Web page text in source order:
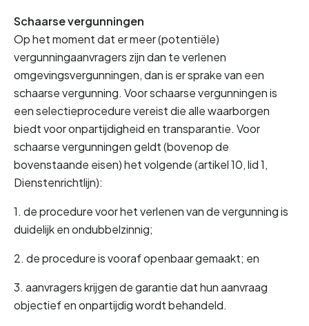
Schaarse vergunningen
Op het moment dat er meer (potentiële)
vergunningaanvragers zijn dan te verlenen
omgevingsvergunningen, dan is er sprake van een
schaarse vergunning. Voor schaarse vergunningen is
een selectieprocedure vereist die alle waarborgen
biedt voor onpartijdigheid en transparantie. Voor
schaarse vergunningen geldt (bovenop de
bovenstaande eisen) het volgende (artikel 10, lid 1,
Dienstenrichtlijn):
1. de procedure voor het verlenen van de vergunning is
duidelijk en ondubbelzinnig;
2. de procedure is vooraf openbaar gemaakt; en
3. aanvragers krijgen de garantie dat hun aanvraag
objectief en onpartijdig wordt behandeld.